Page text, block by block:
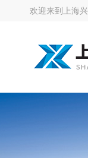
欢迎来到 上海